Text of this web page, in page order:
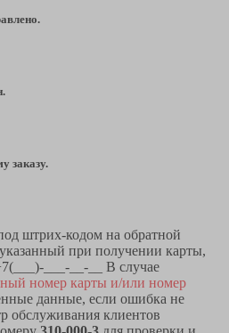
заказу.
штрих-кодом на обратной
при получении карты,
___-__-__ В случае
номер карты и/или номер
данные, если ошибка не
обслуживания клиентов